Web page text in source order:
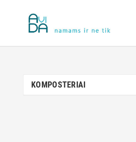
KOMPOSTERIAI